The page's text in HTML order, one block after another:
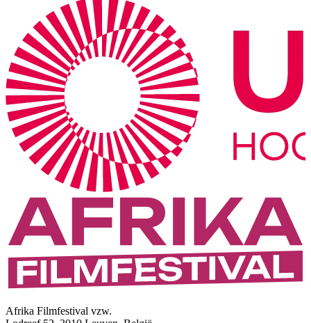
Afrika Filmfestival vzw.